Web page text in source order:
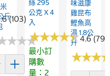
(103)
斤
★★★
★★★
絲 295
公克 X 4
入
★★★★★
★★★★★4.6 (79)
最小訂
購數
量：2
味滋康
雞昆布
鰹魚高
湯 1.8公
升
★★★
★★★